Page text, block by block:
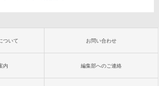
ついて お問い合わせ
内 編集部へのご連絡